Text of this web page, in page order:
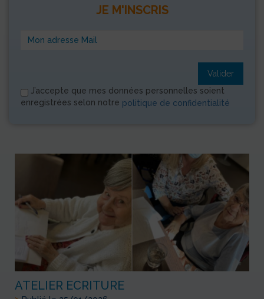
JE M'INSCRIS
Valider
J’accepte que mes données personnelles soient
enregistrées selon notre politique de confidentialité
ATELIER ECRITURE